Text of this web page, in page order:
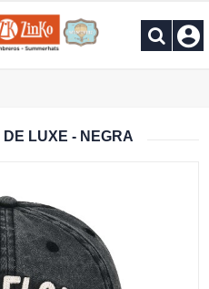
LUXE - NEGRA